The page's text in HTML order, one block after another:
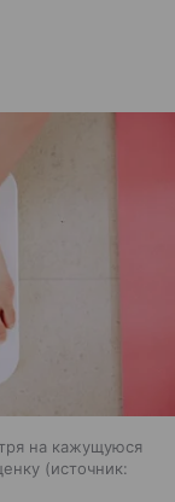
на кажущуюся
источник: